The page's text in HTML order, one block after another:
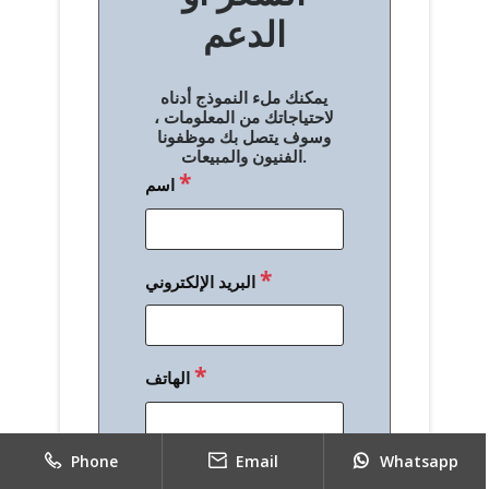
الدعم
يمكنك ملء النموذج أدناه
لاحتياجاتك من المعلومات ،
وسوف يتصل بك موظفونا
الفنيون والمبيعات.
اسم*
البريد الإلكتروني*
الهاتف*
Phone Email Whatsapp